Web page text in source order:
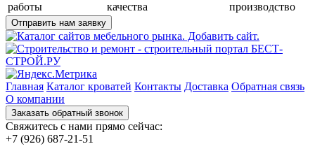
работы
качества
производство
Главная Каталог кроватей Контакты Доставка Обратная связь
О компании
Свяжитесь с нами прямо сейчас:
+7 (926) 687-21-51